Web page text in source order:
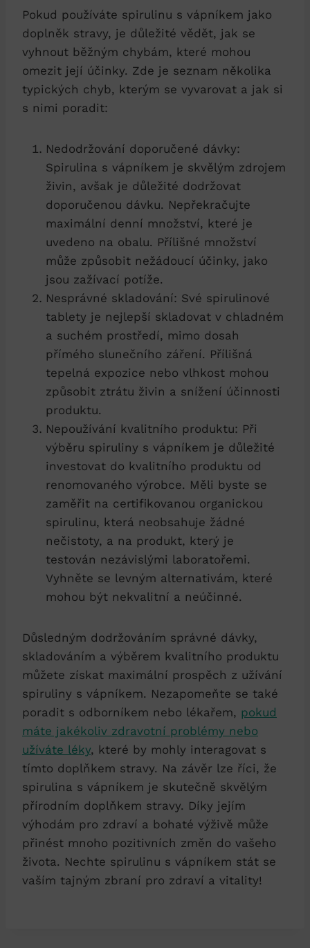
Pokud používáte spirulinu s vápníkem jako
doplněk stravy, je důležité vědět, jak se
vyhnout běžným chybám, které mohou
omezit její účinky. Zde je seznam několika
typických chyb, kterým se vyvarovat a jak si
s nimi poradit:
Nedodržování doporučené dávky:
Spirulina s vápníkem je skvělým zdrojem
živin, avšak je důležité dodržovat
doporučenou dávku. Nepřekračujte
maximální denní množství, které je
uvedeno na obalu. Přílišné množství
může způsobit nežádoucí účinky, jako
jsou zažívací potíže.
Nesprávné skladování: Své spirulinové
tablety je nejlepší skladovat v chladném
a suchém prostředí, mimo dosah
přímého slunečního záření. Přílišná
tepelná expozice nebo vlhkost mohou
způsobit ztrátu živin a snížení účinnosti
produktu.
Nepoužívání kvalitního produktu: Při
výběru spiruliny s vápníkem je důležité
investovat do kvalitního produktu od
renomovaného výrobce. Měli byste se
zaměřit na certifikovanou organickou
spirulinu, která neobsahuje žádné
nečistoty, a na produkt, který je
testován nezávislými laboratořemi.
Vyhněte se levným alternativám, které
mohou být nekvalitní a neúčinné.
Důsledným dodržováním správné dávky,
skladováním a výběrem kvalitního produktu
můžete získat maximální prospěch z užívání
spiruliny s vápníkem. Nezapomeňte se také
poradit s odborníkem nebo lékařem, pokud
máte jakékoliv zdravotní problémy nebo
užíváte léky, které by mohly interagovat s
tímto doplňkem stravy. Na závěr lze říci, že
spirulina s vápníkem je skutečně skvělým
přírodním doplňkem stravy. Díky jejím
výhodám pro zdraví a bohaté výživě může
přinést mnoho pozitivních změn do vašeho
života. Nechte spirulinu s vápníkem stát se
vaším tajným zbraní pro zdraví a vitality!